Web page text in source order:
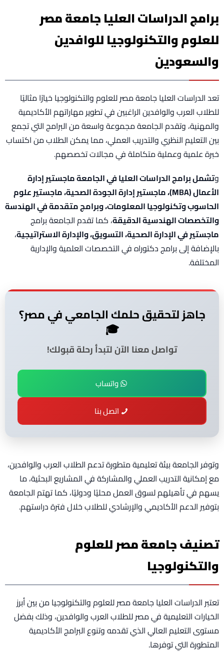
برامج الدراسات العليا جامعة مصر
للعلوم والتكنولوجيا للوافدين
والسعودين
تعد الدراسات العليا جامعة مصر للعلوم والتكنولوجيا خيارًا مثاليًا
للطلاب العرب والوافدين الراغبين في تطوير مهاراتهم الأكاديمية
والمهنية، وتقدم الجامعة مجموعة واسعة من البرامج التي تجمع
بين التعليم النظري والتدريب العملي، مما يمكن الطلاب من اكتساب
خبرة علمية وعملية متكاملة في مجالات تخصصهم.
وتشمل برامج الدراسات العليا في الجامعة ماجستير إدارة
الأعمال (MBA)، ماجستير إدارة الجودة الصحية، ماجستير علوم
الحاسوب وتكنولوجيا المعلومات، وبرامج متقدمة في الهندسة
والتخصصات الهندسية الدقيقة، كما تقدم الجامعة برامج
ماجستير في الإدارة الصحية، التسويق، والإدارة الاستراتيجية،
بالإضافة إلى برامج دكتوراه في التخصصات العلمية والإدارية
المختلفة.
جاهز لتحقيق حلمك الجامعي في مصر؟
🎓
تواصل معنا الآن لتبدأ رحلة قبولك!
واتساب
اتصل بنا
وتوفر الجامعة بيئة تعليمية متطورة تدعم الطلاب العرب والوافدين،
مع إمكانية التدريب العملي والمشاركة في المشاريع البحثية، ما
يسهم في تأهيلهم لسوق العمل محليًا ودوليًا، كما تهتم الجامعة
بتوفير الدعم الأكاديمي والإرشادي للطلاب خلال فترة دراستهم.
تصنيف جامعة مصر للعلوم
والتكنولوجيا
تعتبر الدراسات العليا جامعة مصر للعلوم والتكنولوجيا من بين أبرز
الخيارات التعليمية في مصر للطلاب العرب والوافدين، وذلك بفضل
مستوى التعليم العالي الذي تقدمه وتنوع البرامج الأكاديمية
المتطورة التي توفرها.